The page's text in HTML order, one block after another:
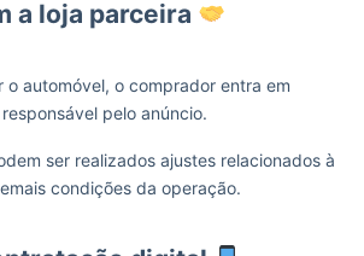
a loja parceira
o automóvel, o comprador entra em
pelo anúncio.
ser realizados ajustes relacionados à
condições da operação.